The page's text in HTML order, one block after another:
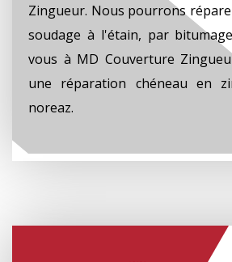
Zingueur. Nous pourrons
soudage à l'étain, par
vous à MD Couverture
une réparation chéneau en
noreaz.